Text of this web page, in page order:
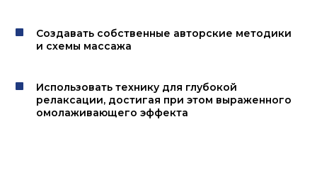
Создавать собственные авторские методики
и схемы массажа
Использовать технику для глубокой
релаксации, достигая при этом выраженного
омолаживающего эффекта